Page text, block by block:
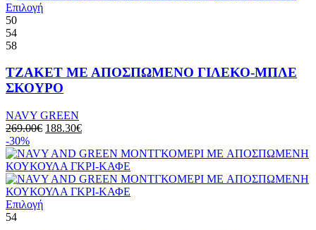
Επιλογή
50
54
58
ΤΖΑΚΕΤ ΜΕ ΑΠΟΣΠΩΜΕΝΟ ΓΙΛΕΚΟ-ΜΠΛΕ
ΣΚΟΥΡΟ
NAVY GREEN
269.00€ 188.30€
-30%
Επιλογή
54